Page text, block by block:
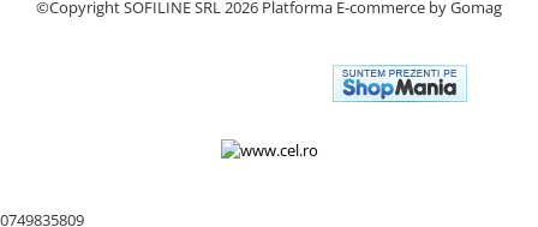
©Copyright SOFILINE SRL 2026 Platforma E-commerce by Gomag
0749835809